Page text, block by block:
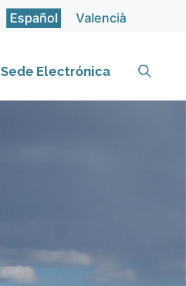
Español Valencià
Sede Electrónica